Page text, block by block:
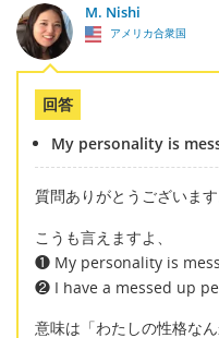
M. Nishi
アメリカ合衆国
回答
My personality is
質問ありがとうございます
こうも言えますよ、
❶ My personality is
❷ I have a messed up
意味は「わたしの性格な